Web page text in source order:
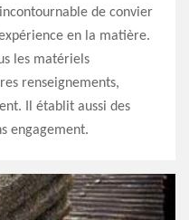
de convier
en la matière.
les matériels
renseignements,
Il établit aussi des
engagement.